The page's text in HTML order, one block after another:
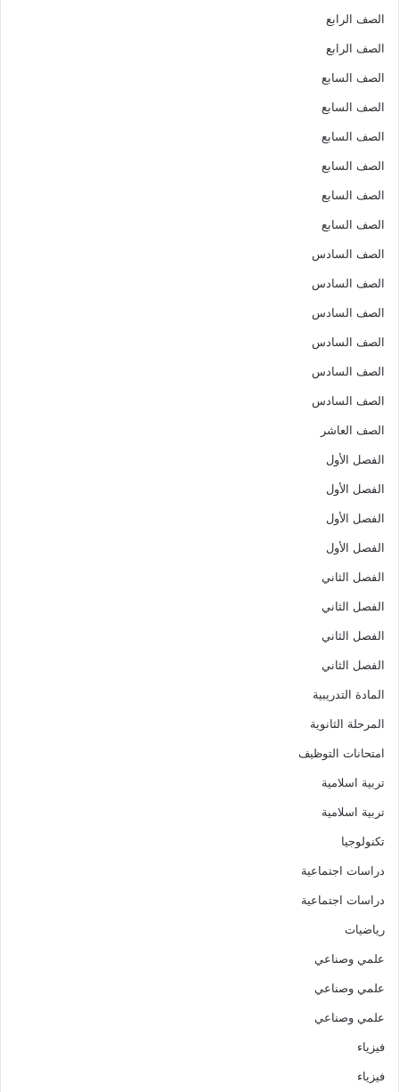
الصف الرابع
الصف الرابع
الصف السابع
الصف السابع
الصف السابع
الصف السابع
الصف السابع
الصف السابع
الصف السادس
الصف السادس
الصف السادس
الصف السادس
الصف السادس
الصف السادس
الصف العاشر
الفصل الأول
الفصل الأول
الفصل الأول
الفصل الأول
الفصل الثاني
الفصل الثاني
الفصل الثاني
الفصل الثاني
المادة التدريبية
المرحلة الثانوية
امتحانات التوظيف
تربية اسلامية
تربية اسلامية
تكنولوجيا
دراسات اجتماعية
دراسات اجتماعية
رياضيات
علمي وصناعي
علمي وصناعي
علمي وصناعي
فيزياء
فيزياء